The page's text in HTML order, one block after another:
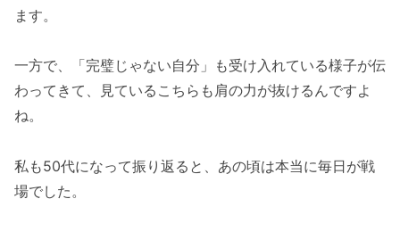
ます。
一方で、「完璧じゃない自分」も受け入れている様子が伝
わってきて、見ているこちらも肩の力が抜けるんですよ
ね。
私も50代になって振り返ると、あの頃は本当に毎日が戦
場でした。